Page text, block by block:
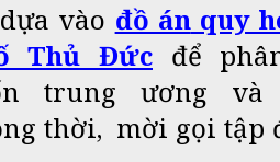
dựa vào đồ ánquy
Thủ Đức để
trung ương và
thời, mời gọi tập